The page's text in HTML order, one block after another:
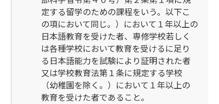
定する留学のための課程をいう。以下こ
の項において同じ。）において１年以上の
日本語教育を受けた者、専修学校若しく
は各種学校において教育を受けるに足り
る日本語能力を試験により証明された者
又は学校教育法第１条に規定する学校
（幼稚園を除く。）において１年以上の
教育を受けた者であること。